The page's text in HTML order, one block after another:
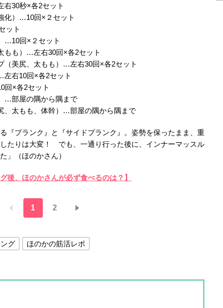
30秒×各2セット
化）…10回×２セット
ット
…10回×２セット
もも）…左右30回×各2セット
（美尻、太もも）…左右30回×各2セット
右10回×各2セット
×各2セット
…部屋の隅から隅まで
、太もも、体幹）…部屋の隅から隅まで
『プランク』と『サイドプランク』。姿勢を保ったまま、重
たりは大変！ でも、一通り行った後に、インナーマッスル
」（ほのかさん）
グ後、ほのかさんが必ず食べるのは？ 】
1 2
グ ほのかの筋活レポ